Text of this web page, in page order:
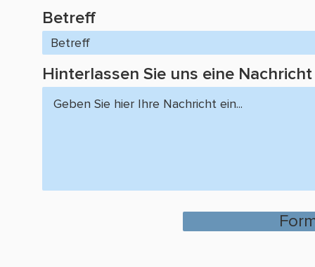
Betreff
Hinterlassen Sie uns eine Nachricht